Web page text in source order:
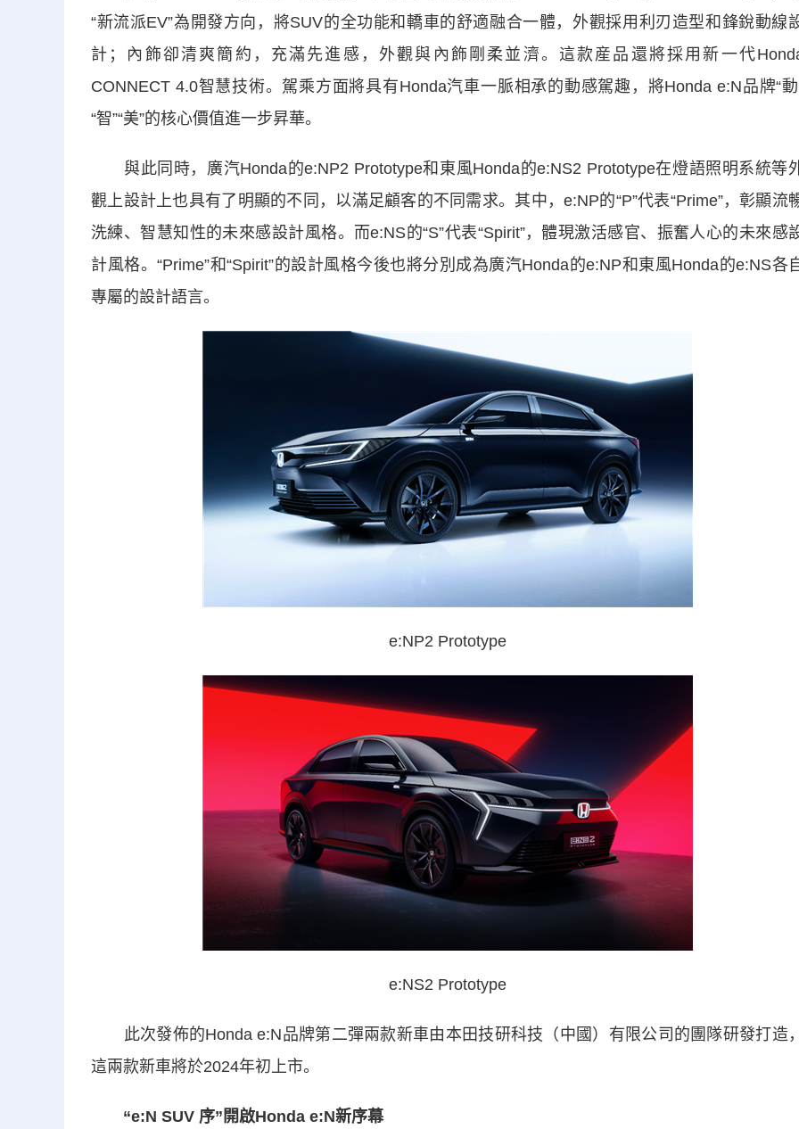
“新流派EV”為開發方向，將SUV的全功能和轎車的舒適融合一體，外觀採用利刃造型和鋒銳動線
計；內飾卻清爽簡約，充滿先進感，外觀與內飾剛柔並濟。這款産品還將採用新一代
CONNECT 4.0智慧技術。駕乘方面將具有Honda汽車一脈相承的動感駕趣，將Honda e:N品牌“動
“智”“美”的核心價值進一步昇華。
與此同時，廣汽Honda的e:NP2 Prototype和東風Honda的e:NS2 Prototype在燈語照明系統等
觀上設計上也具有了明顯的不同，以滿足顧客的不同需求。其中，e:NP的“P”代表“Prime”，彰顯流
洗練、智慧知性的未來感設計風格。而e:NS的“S”代表“Spirit”，體現激活感官、振奮人心的未來感
計風格。“Prime”和“Spirit”的設計風格今後也將分別成為廣汽Honda的e:NP和東風Honda的e:NS各
專屬的設計語言。
e:NP2 Prototype
e:NS2 Prototype
此次發佈的Honda e:N品牌第二彈兩款新車由本田技研科技（中國）有限公司的團隊研發打造
這兩款新車將於2024年初上市。
“e:N SUV 序”開啟Honda e:N新序幕